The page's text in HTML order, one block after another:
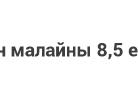
малайны 8,5